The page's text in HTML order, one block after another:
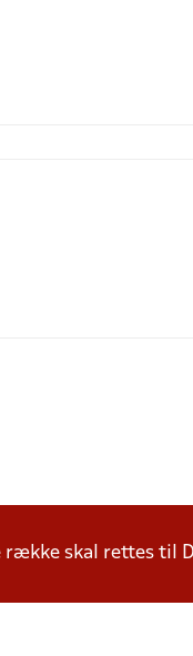
skal rettes til